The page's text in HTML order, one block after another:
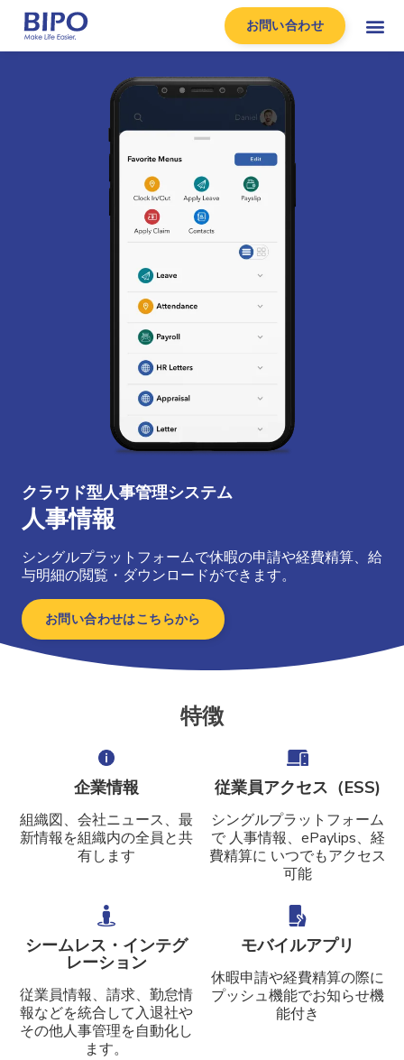
お問い合わせ
クラウド型人事管理システム
人事情報
シングルプラットフォームで休暇の申請や経費精算、給
与明細の閲覧・ダウンロードができます。
お問い合わせはこちらから
特徴
企業情報
組織図、会社ニュース、最
新情報を組織内の全員と共
有します
従業員アクセス（ESS)
シングルプラットフォーム
で 人事情報、ePaylips、経
費精算に いつでもアクセス
可能
シームレス・インテグ
レーション
従業員情報、請求、勤怠情
報などを統合して入退社や
その他人事管理を自動化し
ます。
モバイルアプリ
休暇申請や経費精算の際に
プッシュ機能でお知らせ機
能付き